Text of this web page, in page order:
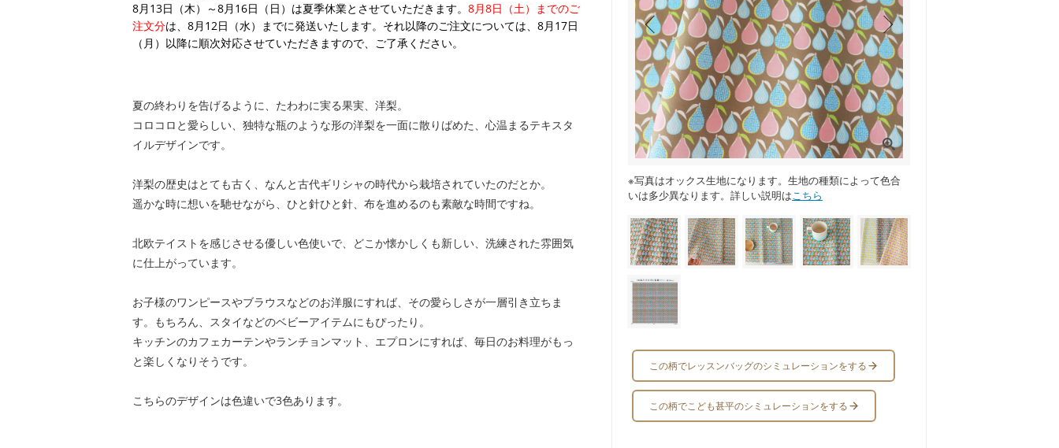
※写真はオックス生地になります。生地の種類によって色合
いは多少異なります。詳しい説明はこちら
この柄でレッスンバッグのシミュレーションをする
この柄でこども甚平のシミュレーションをする
8月13日（木）～8月16日（日）は夏季休業とさせていただきます。 8月8日（土）までのご
注文分は、8月12日（水）までに発送いたします。それ以降のご注文については、8月17日
（月）以降に順次対応させていただきますので、ご了承ください。
夏の終わりを告げるように、たわわに実る果実、洋梨。
コロコロと愛らしい、独特な瓶のような形の洋梨を一面に散りばめた、心温まるテキスタ
イルデザインです。
洋梨の歴史はとても古く、なんと古代ギリシャの時代から栽培されていたのだとか。
遥かな時に想いを馳せながら、ひと針ひと針、布を進めるのも素敵な時間ですね。
北欧テイストを感じさせる優しい色使いで、どこか懐かしくも新しい、洗練された雰囲気
に仕上がっています。
お子様のワンピースやブラウスなどのお洋服にすれば、その愛らしさが一層引き立ちま
す。もちろん、スタイなどのベビーアイテムにもぴったり。
キッチンのカフェカーテンやランチョンマット、エプロンにすれば、毎日のお料理がもっ
と楽しくなりそうです。
こちらのデザインは色違いで3色あります。